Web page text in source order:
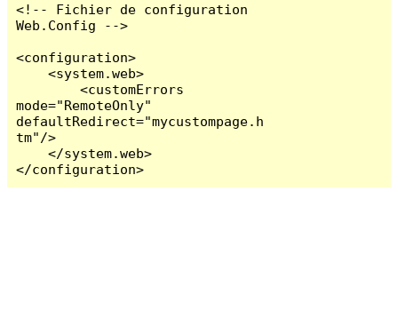
<!-- Fichier de configuration
Web.Config -->
<configuration>
    <system.web>
        <customErrors
mode="RemoteOnly"
defaultRedirect="mycustompage.h
tm"/>
    </system.web>
</configuration>